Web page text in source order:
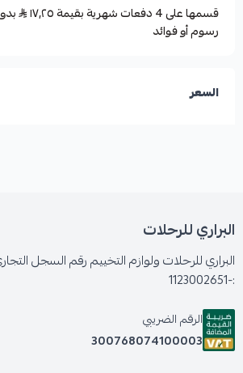
قسمها على 4 دفعات شهرية بقيمة ١٧٫٢٥
رسوم أو فوائد
السعر
البراري للرحلات
البراري للرحلات ولوازم التخييم رقم السجل
:-1123002651
الرقم الضريبي
300768074100003